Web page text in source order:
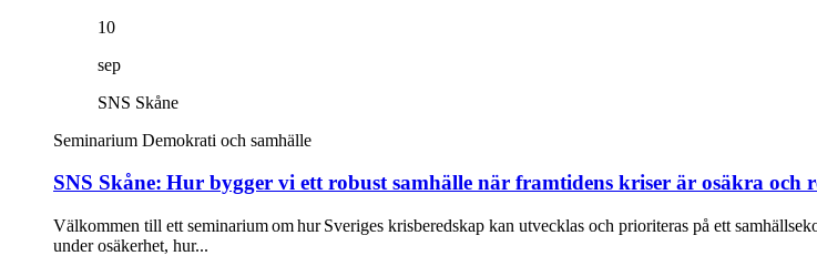
10
sep
SNS Skåne
Seminarium Demokrati och samhälle
SNS Skåne: Hur bygger vi ett robust samhälle när framtidens kriser är osäkra och
Välkommen till ett seminarium om hur Sveriges krisberedskap kan utvecklas och prioriteras på ett
under osäkerhet, hur...